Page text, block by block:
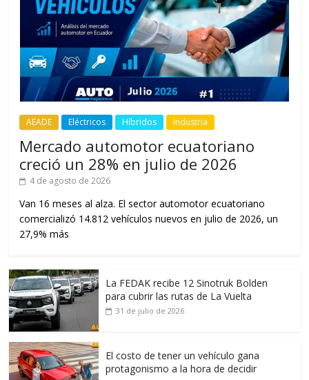
AEADE Eléctricos Híbridos Industria
Mercado automotor ecuatoriano
creció un 28% en julio de 2026
4 de agosto de 2026
Van 16 meses al alza. El sector automotor ecuatoriano
comercializó 14.812 vehículos nuevos en julio de 2026, un
27,9% más
La FEDAK recibe 12 Sinotruk Bolden
para cubrir las rutas de La Vuelta
31 de julio de 2026
El costo de tener un vehículo gana
protagonismo a la hora de decidir